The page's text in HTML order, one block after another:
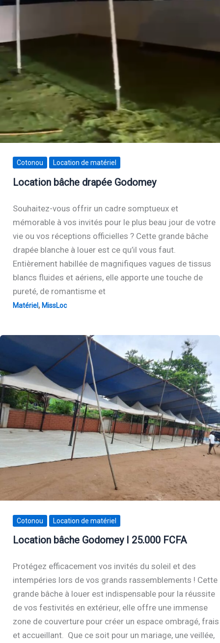
Cotonou Location de matériel
Location bâche drapée Godomey
Souhaitez-vous offrir un cadre somptueux et
mémorable à vos invités pour le plus beau jour de votre
vie ou vos réceptions officielles ? Cette grande bâche
drapée blanche à louer est ce qu’il vous faut.
Entièrement habillée de magnifiques vagues de tissus
blancs fluides et aériens, elle apporte une touche de
pureté, de romantisme et
Matériel, MissLoc
Cotonou Location de matériel
Location bâche Godomey I 25.000 FCFA
Protégez efficacement vos invités du soleil et des
intempéries lors de vos grands rassemblements ! Cette
grande bâche à louer est indispensable pour la réussite
de vos festivités en extérieur, elle offre une immense
zone de couverture pour créer un espace ombragé, frais
et accueillant. Que ce soit pour un mariage, une veillée,